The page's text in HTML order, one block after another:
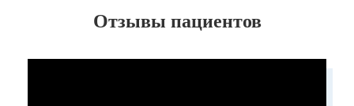
Отзывы пациентов